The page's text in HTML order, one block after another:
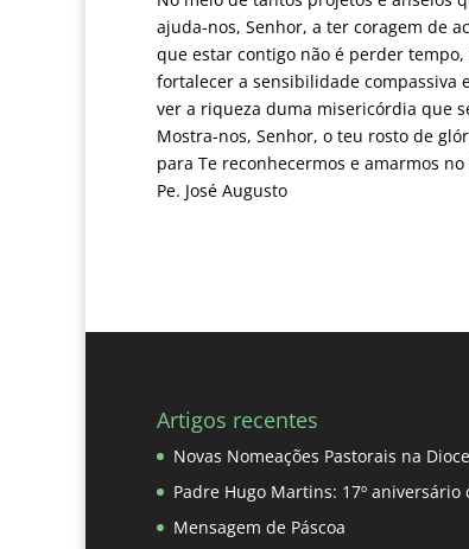
ajuda-nos, Senhor, a ter coragem de
que estar contigo não é perder
fortalecer a sensibilidade compassiva
ver a riqueza duma misericórdia que
Mostra-nos, Senhor, o teu rosto de
para Te reconhecermos e amarmos
Pe. José Augusto
Artigos recentes
Novas Nomeações Pastorais na
Padre Hugo Martins: 17º aniversário
Mensagem de Páscoa